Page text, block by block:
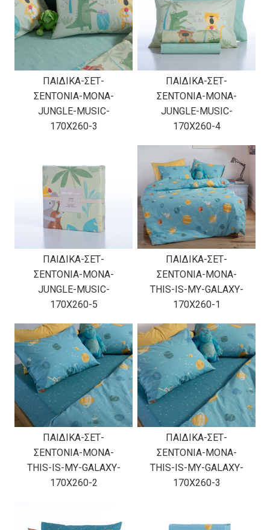
ΠΑΙΔΙΚΑ-ΣΕΤ-
ΣΕΝΤΟΝΙΑ-ΜΟΝΑ-
JUNGLE-MUSIC-
170X260-3
ΠΑΙΔΙΚΑ-ΣΕΤ-
ΣΕΝΤΟΝΙΑ-ΜΟΝΑ-
JUNGLE-MUSIC-
170X260-4
ΠΑΙΔΙΚΑ-ΣΕΤ-
ΣΕΝΤΟΝΙΑ-ΜΟΝΑ-
JUNGLE-MUSIC-
170X260-5
ΠΑΙΔΙΚΑ-ΣΕΤ-
ΣΕΝΤΟΝΙΑ-ΜΟΝΑ-
THIS-IS-MY-GALAXY-
170X260-1
ΠΑΙΔΙΚΑ-ΣΕΤ-
ΣΕΝΤΟΝΙΑ-ΜΟΝΑ-
THIS-IS-MY-GALAXY-
170X260-2
ΠΑΙΔΙΚΑ-ΣΕΤ-
ΣΕΝΤΟΝΙΑ-ΜΟΝΑ-
THIS-IS-MY-GALAXY-
170X260-3